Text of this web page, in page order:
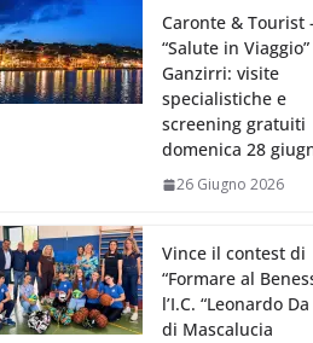
Caronte & Tourist
“Salute in Viaggio”
Ganzirri: visite
specialistiche e
screening gratuiti
domenica 28
26 Giugno 2026
Vince il contest di
“Formare al
l’I.C. “Leonardo
di Mascalucia